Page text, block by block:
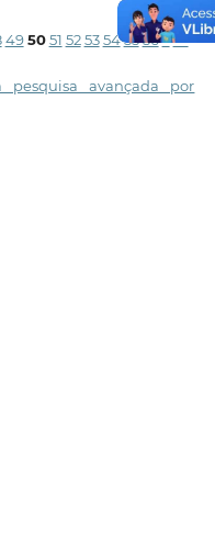
49 50 51 52 53 545556>>>
pesquisa avançada por